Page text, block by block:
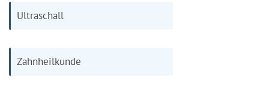
Ultraschall
Zahnheilkunde